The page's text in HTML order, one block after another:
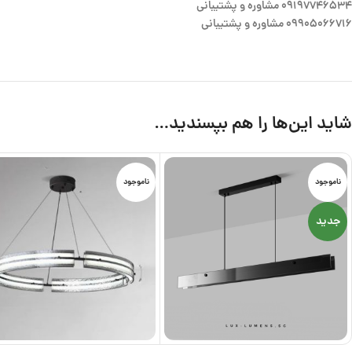
09197746534 مشاوره و پشتیبانی
09905066716 مشاوره و پشتیبانی
شاید این‌ها را هم بپسندید…
ناموجود
جدید
ناموجود